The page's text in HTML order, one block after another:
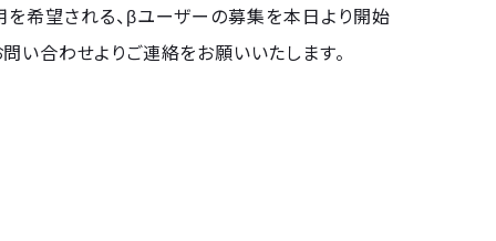
を希望される、βユーザーの募集を本日より開始
い合わせよりご連絡をお願いいたします。